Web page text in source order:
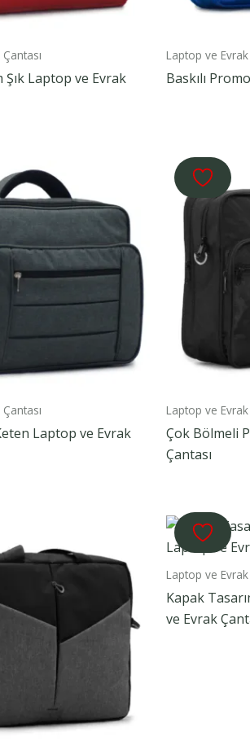
Şık Laptop ve Evrak
Laptop ve Evrak
Baskılı
Laptop ve Evrak
Laptop ve Evrak
Çok Bölmeli
Çantası
Laptop ve Evrak
Kapak
ve Evrak